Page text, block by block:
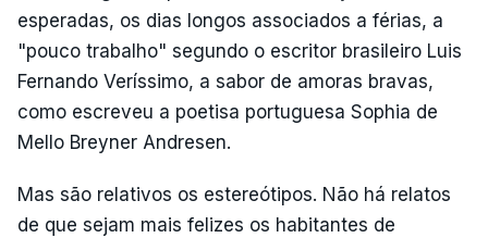
esperadas, os dias longos associados a férias, a
"pouco trabalho" segundo o escritor brasileiro Luis
Fernando Veríssimo, a sabor de amoras bravas,
como escreveu a poetisa portuguesa Sophia de
Mello Breyner Andresen.
Mas são relativos os estereótipos. Não há relatos
de que sejam mais felizes os habitantes de